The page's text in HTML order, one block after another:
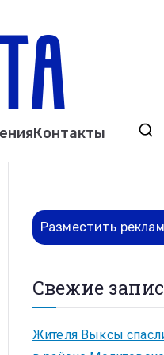
Выкса. Муром.
Контакты
Разместить
Свежие
Жителя Выксы